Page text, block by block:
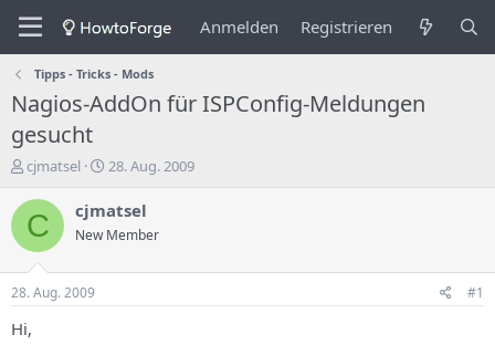
Anmelden Registrieren
Tipps - Tricks - Mods
Nagios-AddOn für ISPConfig-Meldungen
gesucht
E
s
t
e
e
r
d
cjmatsel
E
s
e
28. Aug. 2009
C cjmatsel
New Member
28. Aug. 2009 #1
Hi,